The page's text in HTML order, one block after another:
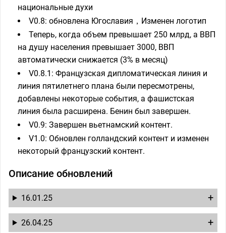
национальные духи
V0.8: обновлена ​​Югославия，Изменен логотип
Теперь, когда объем превышает 250 млрд, а ВВП
на душу населения превышает 3000, ВВП
автоматически снижается (3% в месяц)
V0.8.1: Французская дипломатическая линия и
линия пятилетнего плана были пересмотрены,
добавлены некоторые события, а фашистская
линия была расширена. Бенин был завершен.
V0.9: Завершен вьетнамский контент.
V1.0: Обновлен голландский контент и изменен
некоторый французский контент.
Описание обновлений
16.01.25
26.04.25